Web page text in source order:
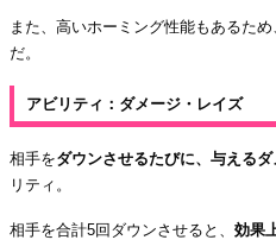
また、高いホーミング性能もあるた
だ。
アビリティ：ダメージ・レイズ
相手をダウンさせるたびに、与える
リティ。
相手を合計5回ダウンさせると、 効果